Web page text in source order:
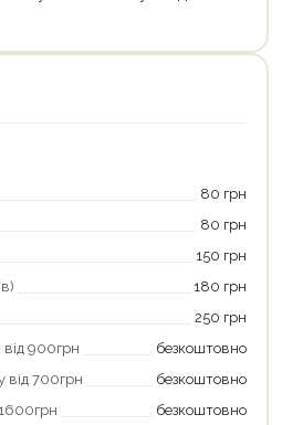
80 грн
80 грн
150 грн
180 грн
250 грн
від 900грн
безкоштовно
від 700грн
безкоштовно
безкоштовно